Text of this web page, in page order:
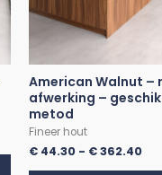
American Walnut –
afwerking –
metod
Fineer hout
€ 44.30 - €362.40